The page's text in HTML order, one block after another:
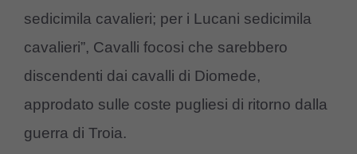
sedicimila cavalieri; per i Lucani sedicimila
cavalieri”, Cavalli focosi che sarebbero
discendenti dai cavalli di Diomede,
approdato sulle coste pugliesi di ritorno dalla
guerra di Troia.